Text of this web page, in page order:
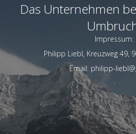
Das Unternehmen
Impressum:
Philipp Liebl, Kreuzweg 49,
Email: philipp-